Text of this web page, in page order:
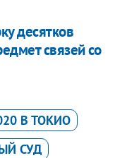
десятков
связей со
В ТОКИО
СУД